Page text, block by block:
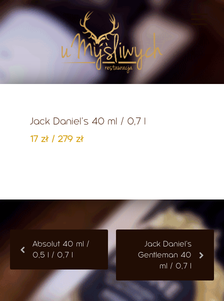
Jack Daniel’s 40 ml / 0,7 l
17 zł / 279 zł
Absolut 40 ml /
0,5 l / 0,7 l
Jack Daniel’s
Gentleman 40
ml / 0,7 l